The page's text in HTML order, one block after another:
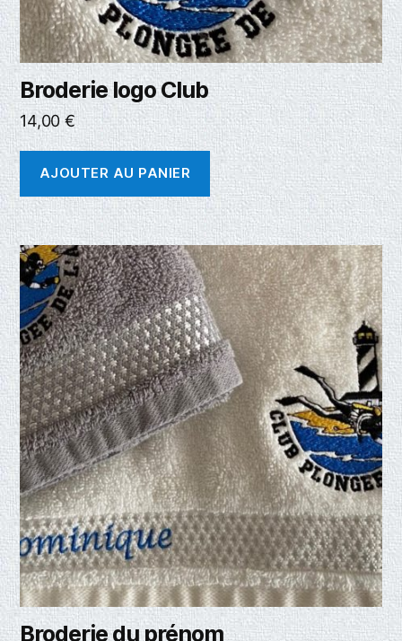
Broderie logo Club
14,00€
AJOUTER AU PANIER
Broderie du prénom